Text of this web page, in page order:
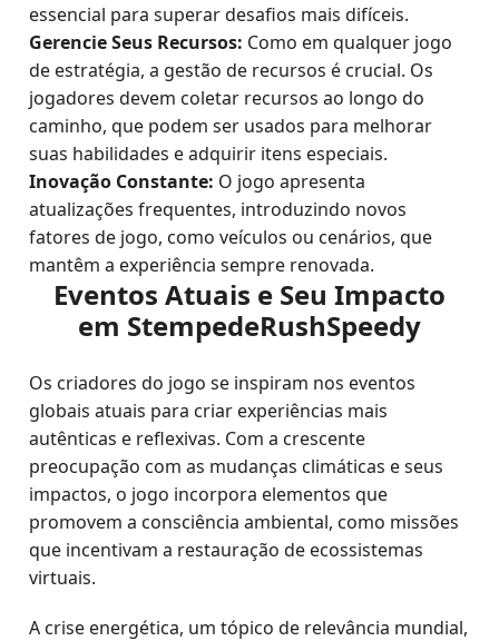
essencial para superar desafios mais difíceis.
Gerencie Seus Recursos: Como em qualquer jogo
de estratégia, a gestão de recursos é crucial. Os
jogadores devem coletar recursos ao longo do
caminho, que podem ser usados para melhorar
suas habilidades e adquirir itens especiais.
Inovação Constante: O jogo apresenta
atualizações frequentes, introduzindo novos
fatores de jogo, como veículos ou cenários, que
mantêm a experiência sempre renovada.
Eventos Atuais e Seu Impacto
em StempedeRushSpeedy
Os criadores do jogo se inspiram nos eventos
globais atuais para criar experiências mais
autênticas e reflexivas. Com a crescente
preocupação com as mudanças climáticas e seus
impactos, o jogo incorpora elementos que
promovem a consciência ambiental, como missões
que incentivam a restauração de ecossistemas
virtuais.
A crise energética, um tópico de relevância mundial,